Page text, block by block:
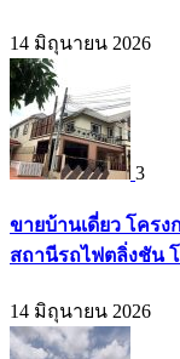
14 มิถุนายน 2026
3
ขายบ้านเดี่ยว โคร
สถานีรถไฟตลิ่งชัน โ
14 มิถุนายน 2026